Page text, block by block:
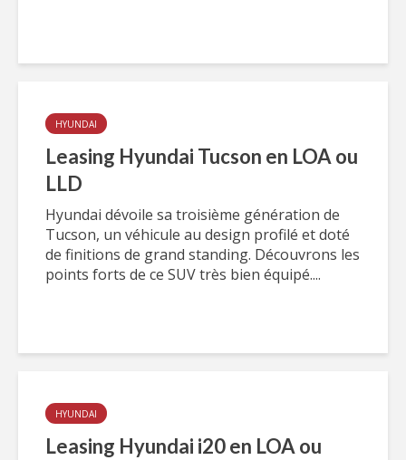
HYUNDAI
Leasing Hyundai Tucson en LOA ou
LLD
Hyundai dévoile sa troisième génération de
Tucson, un véhicule au design profilé et doté
de finitions de grand standing. Découvrons les
points forts de ce SUV très bien équipé....
HYUNDAI
Leasing Hyundai i20 en LOA ou